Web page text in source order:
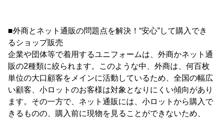
■外商とネット通販の問題点を解決！“安心”して購入でき
るショップ販売
企業や団体等で着用するユニフォームは、外商かネット通
販の2種類に絞られます。このような中、外商は、何百枚
単位の大口顧客をメインに活動しているため、全国の幅広
い顧客、小ロットのお客様は対象となりにくい傾向があり
ます。その一方で、ネット通販には、小ロットから購入で
きるものの、購入前に現物を見ることができないため、